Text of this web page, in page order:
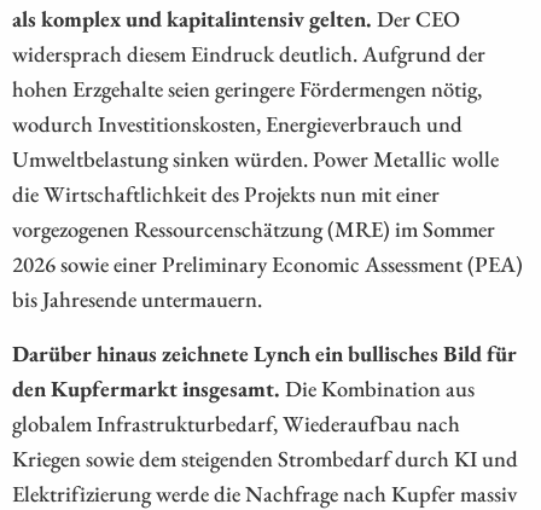
als komplex und kapitalintensiv gelten. Der CEO
widersprach diesem Eindruck deutlich. Aufgrund der
hohen Erzgehalte seien geringere Fördermengen nötig,
wodurch Investitionskosten, Energieverbrauch und
Umweltbelastung sinken würden. Power Metallic wolle
die Wirtschaftlichkeit des Projekts nun mit einer
vorgezogenen Ressourcenschätzung (MRE) im Sommer
2026 sowie einer Preliminary Economic Assessment (PEA)
bis Jahresende untermauern.
Darüber hinaus zeichnete Lynch ein bullisches Bild für
den Kupfermarkt insgesamt. Die Kombination aus
globalem Infrastrukturbedarf, Wiederaufbau nach
Kriegen sowie dem steigenden Strombedarf durch KI und
Elektrifizierung werde die Nachfrage nach Kupfer massiv